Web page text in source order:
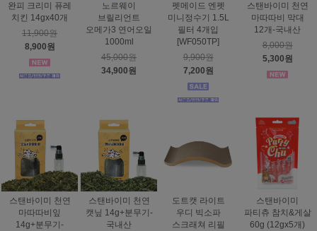
완피 크리미 퓨레
치킨 14gx40개
11,900원
8,900원
노르웨이
브릴리언트
오메가3 연어오일
1000ml
45,000원
34,900원
펫메이드 엔펫
미니정수기 1.5L
필터 4개입
[WF050TP]
9,900원
7,200원
스탠바이미 천연
마따따비 막대
12개-국내산
8,000원
5,300원
스탠바이미 천연
마따따비잎
14g+분무기-
스탠바이미 천연
캣닢 14g+분무기-
국내산
도트캣 라이트
우디 빅소파
스크래쳐 리필
스탠바이미
파티츄 참치&게살
60g (12gx5개)